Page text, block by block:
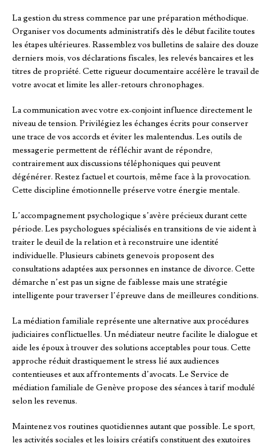
La gestion du stress commence par une préparation méthodique.
Organiser vos documents administratifs dès le début facilite toutes
les étapes ultérieures. Rassemblez vos bulletins de salaire des douze
derniers mois, vos déclarations fiscales, les relevés bancaires et les
titres de propriété. Cette rigueur documentaire accélère le travail de
votre avocat et limite les aller-retours chronophages.
La communication avec votre ex-conjoint influence directement le
niveau de tension. Privilégiez les échanges écrits pour conserver
une trace de vos accords et éviter les malentendus. Les outils de
messagerie permettent de réfléchir avant de répondre,
contrairement aux discussions téléphoniques qui peuvent
dégénérer. Restez factuel et courtois, même face à la provocation.
Cette discipline émotionnelle préserve votre énergie mentale.
L’accompagnement psychologique s’avère précieux durant cette
période. Les psychologues spécialisés en transitions de vie aident à
traiter le deuil de la relation et à reconstruire une identité
individuelle. Plusieurs cabinets genevois proposent des
consultations adaptées aux personnes en instance de divorce. Cette
démarche n’est pas un signe de faiblesse mais une stratégie
intelligente pour traverser l’épreuve dans de meilleures conditions.
La médiation familiale représente une alternative aux procédures
judiciaires conflictuelles. Un médiateur neutre facilite le dialogue et
aide les époux à trouver des solutions acceptables pour tous. Cette
approche réduit drastiquement le stress lié aux audiences
contentieuses et aux affrontements d’avocats. Le Service de
médiation familiale de Genève propose des séances à tarif modulé
selon les revenus.
Maintenez vos routines quotidiennes autant que possible. Le sport,
les activités sociales et les loisirs créatifs constituent des exutoires